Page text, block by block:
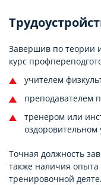
Завершив по теории
курс
учителем
преподавателем
тренером или
оздоровительном
Точная должность
также наличия опыта
тренировочной